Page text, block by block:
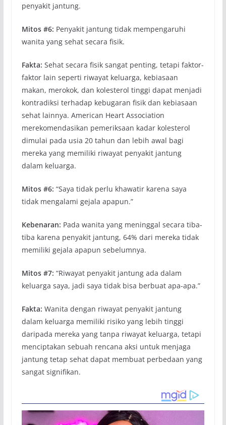
penyakit jantung.
Mitos #6: Penyakit jantung tidak mempengaruhi
wanita yang sehat secara fisik.
Fakta: Sehat secara fisik sangat penting, tetapi faktor-
faktor lain seperti riwayat keluarga, kebiasaan
makan, merokok, dan kolesterol tinggi dapat menjadi
kontradiksi terhadap kebugaran fisik dan kebiasaan
sehat lainnya. American Heart Association
merekomendasikan pemeriksaan kadar kolesterol
dimulai pada usia 20 tahun dan lebih awal bagi
mereka yang memiliki riwayat penyakit jantung
dalam keluarga.
Mitos #6: “Saya tidak perlu khawatir karena saya
tidak mengalami gejala apapun.”
Kebenaran: Pada wanita yang meninggal secara tiba-
tiba karena penyakit jantung, 64% dari mereka tidak
memiliki gejala apapun sebelumnya.
Mitos #7: “Riwayat penyakit jantung ada dalam
keluarga saya, jadi saya tidak bisa berbuat apa-apa.”
Fakta: Wanita dengan riwayat penyakit jantung
dalam keluarga memiliki risiko yang lebih tinggi
daripada mereka yang tanpa riwayat keluarga, tetapi
menciptakan sebuah rencana aksi untuk menjaga
jantung tetap sehat dapat membuat perbedaan yang
sangat signifikan.